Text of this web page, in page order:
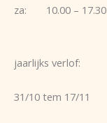
za: 10.00 – 17.30
jaarlijks verlof:
31/10 tem 17/11